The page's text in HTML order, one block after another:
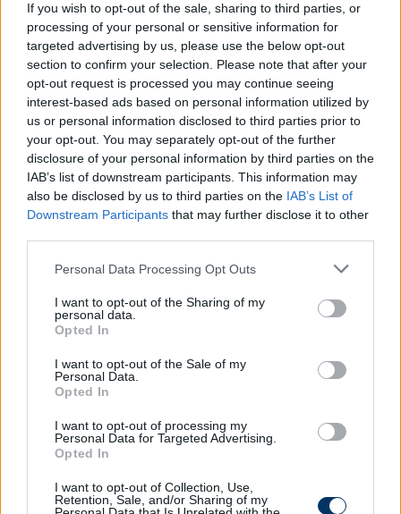
If you wish to opt-out of the sale, sharing to third parties, or
processing of your personal or sensitive information for
targeted advertising by us, please use the below opt-out
section to confirm your selection. Please note that after your
opt-out request is processed you may continue seeing
interest-based ads based on personal information utilized by
us or personal information disclosed to third parties prior to
your opt-out. You may separately opt-out of the further
disclosure of your personal information by third parties on the
IAB’s list of downstream participants. This information may
also be disclosed by us to third parties on the IAB’s List of
Downstream Participants that may further disclose it to other
Please note that this website/app uses one or more Google
not limited to your visit or usage behaviour. You may click to
grant or deny consent to Google and its third-party tags to
use your data for below specified purposes in below Google
consent section.
Personal Data Processing Opt Outs
I want to opt-out of the Sharing of my
personal data.
Opted In
I want to opt-out of the Sale of my
Personal Data.
Opted In
I want to opt-out of processing my
Personal Data for Targeted Advertising.
Opted In
I want to opt-out of Collection, Use,
Retention, Sale, and/or Sharing of my
Fiatal futballistáról van szó, a nagy
érdeklődés egy kissé rányomta a bélyegét a
teljesítményére, ám az utolsó egy hónapban
már úgy játszott, ahogy vártuk tőle.
A Tímár Krisztián vezette kisalföldiek a 10. helyen
töltik a téli szünetet, a zöld-fehérek ősszel 20
mérkőzés alatt 7-szer nyertek és kaptak ki, valamin
6-szor ikszeltek.
Természetesen sok tekintetben csalódást
elvesztettünk olyan mérkőzéseket, főleg
hazai pályán, amelyek nyerhetőek lettek
volna. Voltak szakmai hibák, amelyeket
elemzünk, átbeszélünk és amelyekből
mindenkinek tanulnia kell.
- Az ETO-stadionban néhányszor úgy maradtunk
is nyerhettük volna a meccset. A mezőny egyik